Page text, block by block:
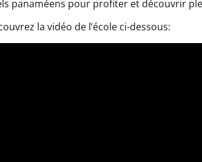
panaméens pour profiter et découvrir
la vidéo de l’école ci-dessous: